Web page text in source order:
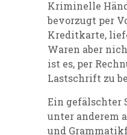
Kriminelle
bevorzugt per
Kreditkarte,
Waren aber
ist es, per
Lastschrift zu
Ein gefälschter
unter anderem
und